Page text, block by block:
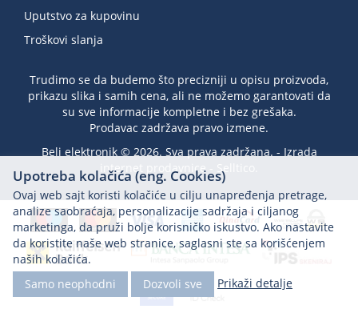
Uputstvo za kupovinu
Troškovi slanja
Trudimo se da budemo što precizniji u opisu proizvoda,
prikazu slika i samih cena, ali ne možemo garantovati da
su sve informacije kompletne i bez grešaka.
Prodavac zadržava pravo izmene.
Beli elektronik © 2026. Sva prava zadržana. - Izrada
internet prodavnice
Selltico.
Upotreba kolačića (eng. Cookies)
Ovaj web sajt koristi kolačiće u cilju unapređenja pretrage,
analize saobraćaja, personalizacije sadržaja i ciljanog
marketinga, da pruži bolje korisničko iskustvo. Ako nastavite
da koristite naše web stranice, saglasni ste sa korišćenjem
naših kolačića.
Samo neophodni
Dozvoli sve Prikaži detalje